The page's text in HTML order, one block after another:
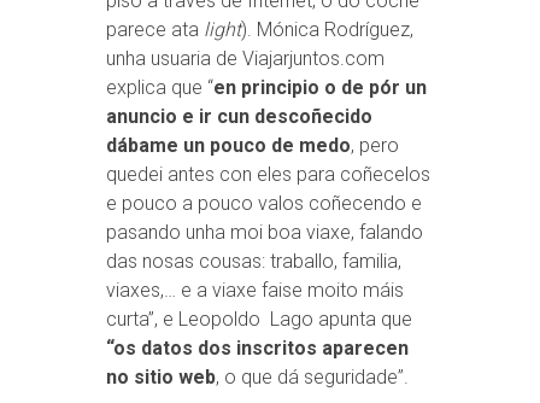
parece ata light). Mónica Rodríguez,
unha usuaria de Viajarjuntos.com
explica que “en principio o de pór un
anuncio e ir cun descoñecido
dábame un pouco de medo, pero
quedei antes con eles para coñecelos
e pouco a pouco valos coñecendo e
pasando unha moi boa viaxe, falando
das nosas cousas: traballo, familia,
viaxes,… e a viaxe faise moito máis
curta”, e Leopoldo Lago apunta que
“os datos dos inscritos aparecen
no sitio web, o que dá seguridade”.